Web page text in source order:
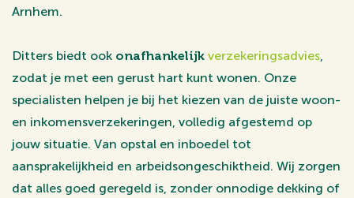
Arnhem.
Ditters biedt ook onafhankelijk verzekeringsadvies
zodat je met een gerust hart kunt wonen. Onze
specialisten helpen je bij het kiezen van de juiste woon-
en inkomensverzekeringen, volledig afgestemd op
jouw situatie. Van opstal en inboedel tot
aansprakelijkheid en arbeidsongeschiktheid. Wij zorgen
dat alles goed geregeld is, zonder onnodige dekking of